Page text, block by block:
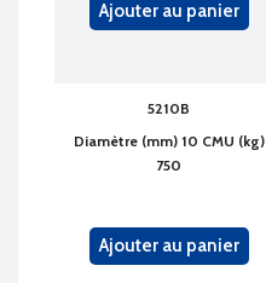
Ajouter au panier
5210B
Diamètre (mm) 10 CMU (kg)
750
Ajouter au panier